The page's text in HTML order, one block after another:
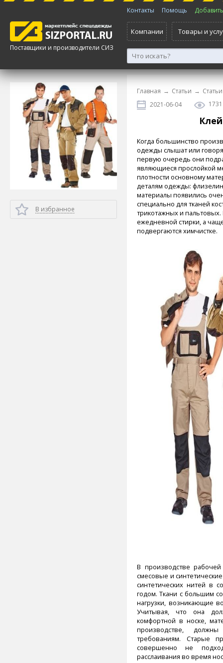
Поставщики и производители СИЗ
Контакты Помощь
Компании Товары и
В избранное
Главная → Статьи →
2021-06-04
Когда большинство
одежды слышат или
первую очередь они
являющиеся прослойкой
плотности основному
деталям одежды:
материалы появились
специально для тканей
трикотажных и
ежедневной стирки, а
подвергаются химчистке.
В производстве
смесовые и
синтетических нитей в
годом. Ткани с большим
нагрузки, возникающие
Учитывая, что она
комфортной в носке,
производстве,
требованиям. Старые
совершенно не
расслаивания во время